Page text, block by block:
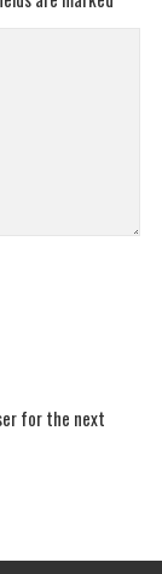
for the next